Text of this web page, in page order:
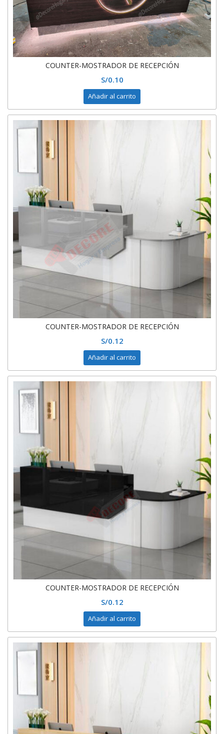
COUNTER-MOSTRADOR DE RECEPCIÓN
S/0.10
Añadir al carrito
COUNTER-MOSTRADOR DE RECEPCIÓN
S/0.12
Añadir al carrito
COUNTER-MOSTRADOR DE RECEPCIÓN
S/0.12
Añadir al carrito